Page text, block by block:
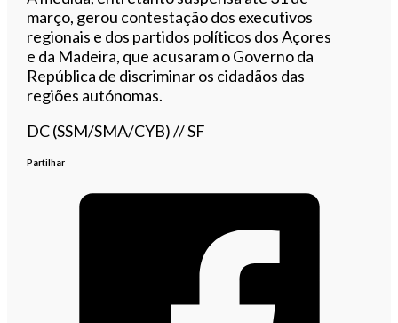
março, gerou contestação dos executivos
regionais e dos partidos políticos dos Açores
e da Madeira, que acusaram o Governo da
República de discriminar os cidadãos das
regiões autónomas.
DC (SSM/SMA/CYB) // SF
Partilhar